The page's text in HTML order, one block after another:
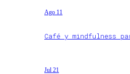
Ago 11
Café y mindfulness
Jul 21